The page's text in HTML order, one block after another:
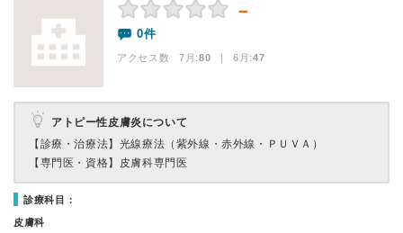
－
0件
アクセス数 7月:80 | 6月:47
アトピー性皮膚炎について
【診療・治療法】 光線療法（紫外線・赤外線・ＰＵＶＡ）
【専門医・資格】 皮膚科専門医
診療科目：
皮膚科